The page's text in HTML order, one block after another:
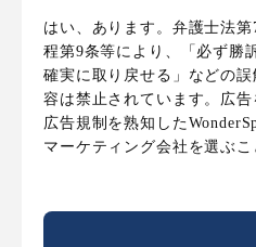
はい、あります。弁護士法
程第9条等により、「必ず勝
確実に取り戻せる」などの
容は禁止されています。広
広告規制を熟知した
マーケティング会社を選ぶこ